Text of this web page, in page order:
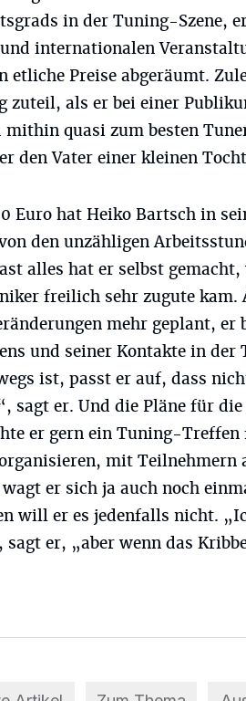
in der Tuning-Szene,
internationalen
etliche Preise abgeräumt.
zuteil, als er bei einer
mithin quasi zum besten
den Vater einer kleinen
Euro hat Heiko Bartsch in
den unzähligen
alles hat er selbst
freilich sehr zugute kam.
mehr geplant, er
und seiner Kontakte in
ist, passt er auf, dass
sagt er. Und die Pläne für
er gern ein Tuning-
mit Teilnehmern
er sich ja auch noch
will er es jedenfalls nicht.
sagt er, „aber wenn das